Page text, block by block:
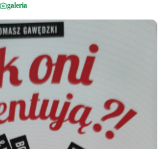
galeria